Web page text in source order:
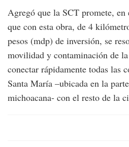
Agregó que la SCT promete,
que con esta obra, de 4
pesos (mdp) de inversión, se
movilidad y contaminación de
conectar rápidamente todas las
Santa María –ubicada en la
michoacana- con el resto de la